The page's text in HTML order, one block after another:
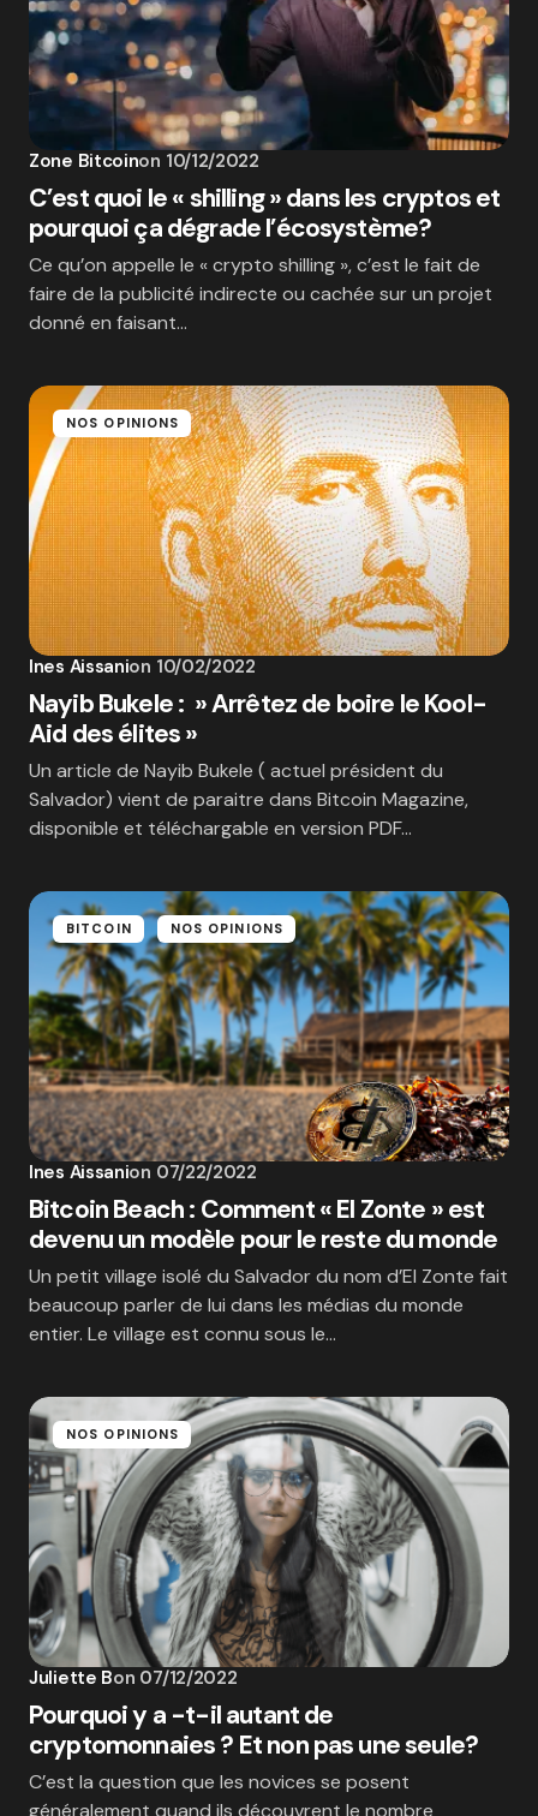
Zone Bitcoinon 10/12/2022
C’est quoi le « shilling » dans les cryptos et
pourquoi ça dégrade l’écosystème?
Ce qu’on appelle le « crypto shilling », c’est le fait de
faire de la publicité indirecte ou cachée sur un projet
donné en faisant…
NOS OPINIONS
Ines Aissanion 10/02/2022
Nayib Bukele : » Arrêtez de boire le Kool-
Aid des élites »
Un article de Nayib Bukele ( actuel président du
Salvador) vient de paraitre dans Bitcoin Magazine,
disponible et téléchargable en version PDF…
BITCOIN NOS OPINIONS
Ines Aissanion 07/22/2022
Bitcoin Beach : Comment « El Zonte » est
devenu un modèle pour le reste du monde
Un petit village isolé du Salvador du nom d’El Zonte fait
beaucoup parler de lui dans les médias du monde
entier. Le village est connu sous le…
NOS OPINIONS
Juliette Bon 07/12/2022
Pourquoi y a -t-il autant de
cryptomonnaies ? Et non pas une seule?
C’est la question que les novices se posent
généralement quand ils découvrent le nombre